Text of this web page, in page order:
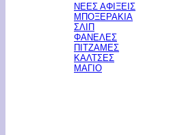
ΝΕΕΣ ΑΦΙΞΕΙΣ
ΜΠΟΞΕΡΑΚΙΑ
ΣΛΙΠ
ΦΑΝΕΛΕΣ
ΠΙΤΖΑΜΕΣ
ΚΑΛΤΣΕΣ
ΜΑΓΙΟ